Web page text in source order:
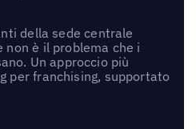
della sede centrale
non è il problema che i
Un approccio più
per franchising, supportato